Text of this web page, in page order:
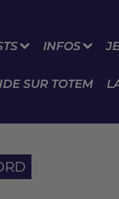
INFOS
SUR TOTEM